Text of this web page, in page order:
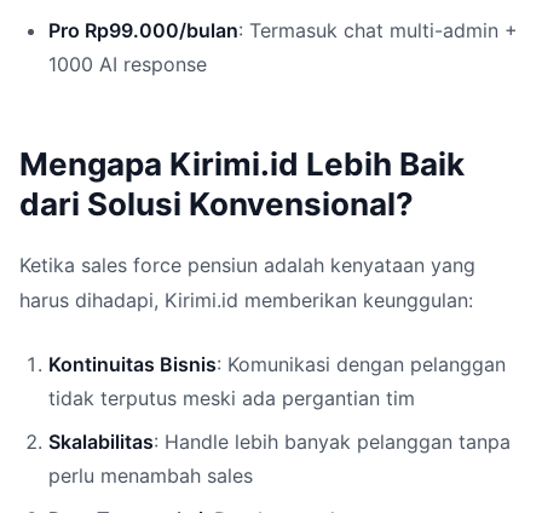
Pro Rp99.000/bulan: Termasuk chat multi-admin +
1000 AI response
Mengapa Kirimi.id Lebih Baik
dari Solusi Konvensional?
Ketika sales force pensiun adalah kenyataan yang
harus dihadapi, Kirimi.id memberikan keunggulan:
Kontinuitas Bisnis: Komunikasi dengan pelanggan
tidak terputus meski ada pergantian tim
Skalabilitas: Handle lebih banyak pelanggan tanpa
perlu menambah sales